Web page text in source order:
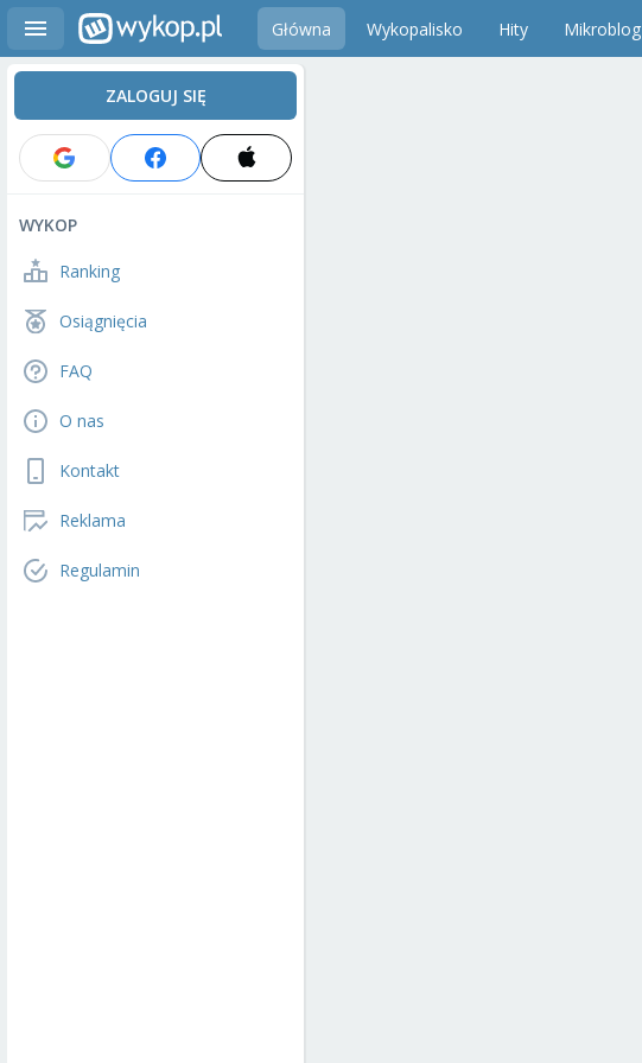
Główna Wykopalisko Hity Mikroblog
ZALOGUJ SIĘ
WYKOP
Ranking
Osiągnięcia
FAQ
O nas
Kontakt
Reklama
Regulamin